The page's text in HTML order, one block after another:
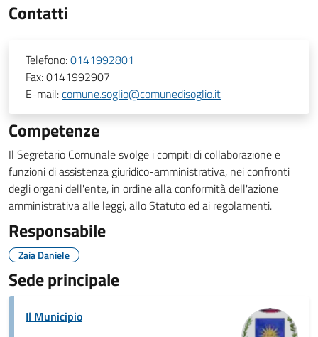
Contatti
Telefono:0141992801
Fax:0141992907
E-mail:comune.soglio@comunedisoglio.it
Competenze
Il Segretario Comunale svolge i compiti di collaborazione e
funzioni di assistenza giuridico-amministrativa, nei confronti
degli organi dell'ente, in ordine alla conformità dell'azione
amministrativa alle leggi, allo Statuto ed ai regolamenti.
Responsabile
Zaia Daniele
Sede principale
Il Municipio